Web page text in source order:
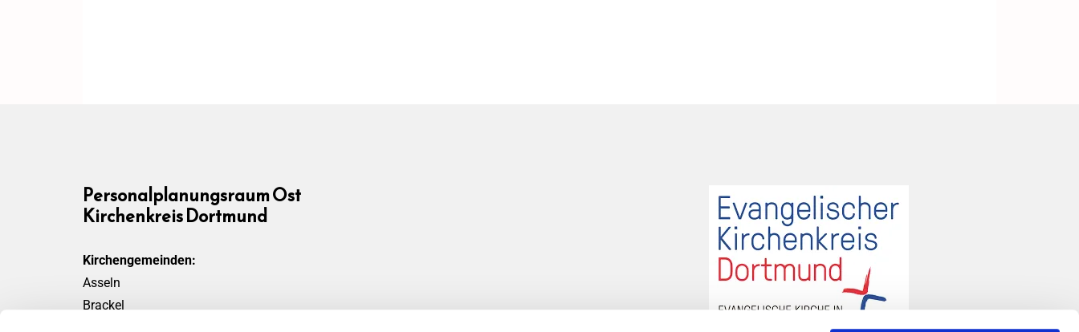
Personalplanungsraum Ost
Kirchenkreis Dortmund
Kirchengemeinden:
Asseln
Brackel